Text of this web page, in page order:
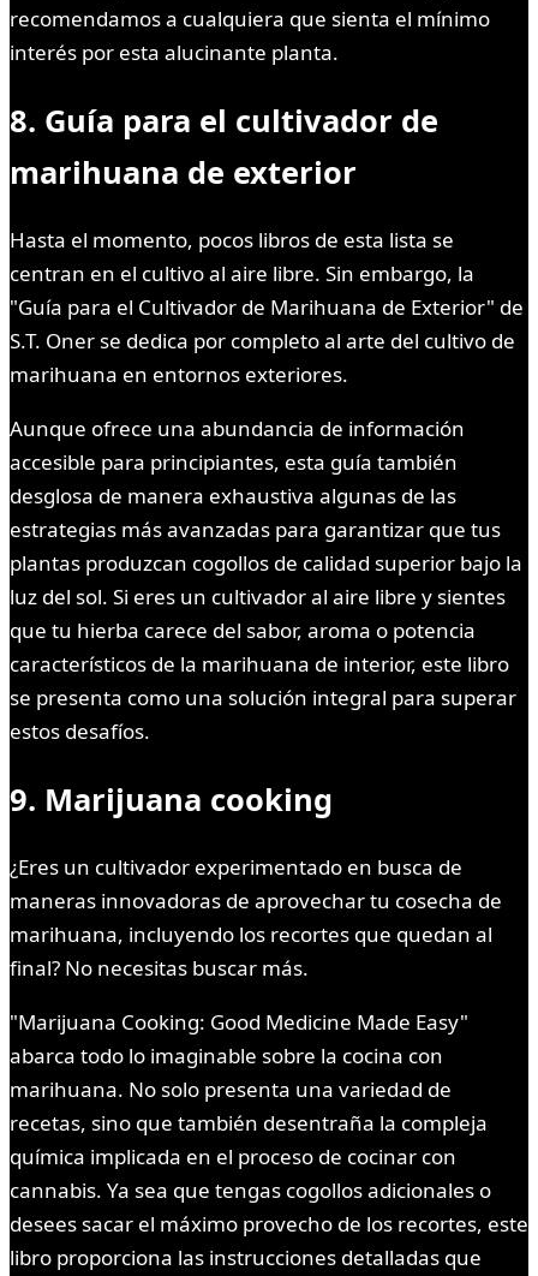
recomendamos a cualquiera que sienta el mínimo
interés por esta alucinante planta.
8. Guía para el cultivador de
marihuana de exterior
Hasta el momento, pocos libros de esta lista se
centran en el cultivo al aire libre. Sin embargo, la
"Guía para el Cultivador de Marihuana de Exterior" de
S.T. Oner se dedica por completo al arte del cultivo de
marihuana en entornos exteriores.
Aunque ofrece una abundancia de información
accesible para principiantes, esta guía también
desglosa de manera exhaustiva algunas de las
estrategias más avanzadas para garantizar que tus
plantas produzcan cogollos de calidad superior bajo la
luz del sol. Si eres un cultivador al aire libre y sientes
que tu hierba carece del sabor, aroma o potencia
característicos de la marihuana de interior, este libro
se presenta como una solución integral para superar
estos desafíos.
9. Marijuana cooking
¿Eres un cultivador experimentado en busca de
maneras innovadoras de aprovechar tu cosecha de
marihuana, incluyendo los recortes que quedan al
final? No necesitas buscar más.
"Marijuana Cooking: Good Medicine Made Easy"
abarca todo lo imaginable sobre la cocina con
marihuana. No solo presenta una variedad de
recetas, sino que también desentraña la compleja
química implicada en el proceso de cocinar con
cannabis. Ya sea que tengas cogollos adicionales o
desees sacar el máximo provecho de los recortes, este
libro proporciona las instrucciones detalladas que